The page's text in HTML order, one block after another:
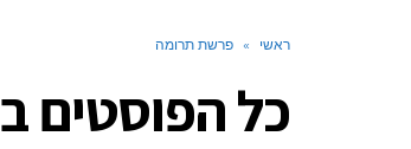
ראשי » פרשת תרומה
כל הפוסטים ב